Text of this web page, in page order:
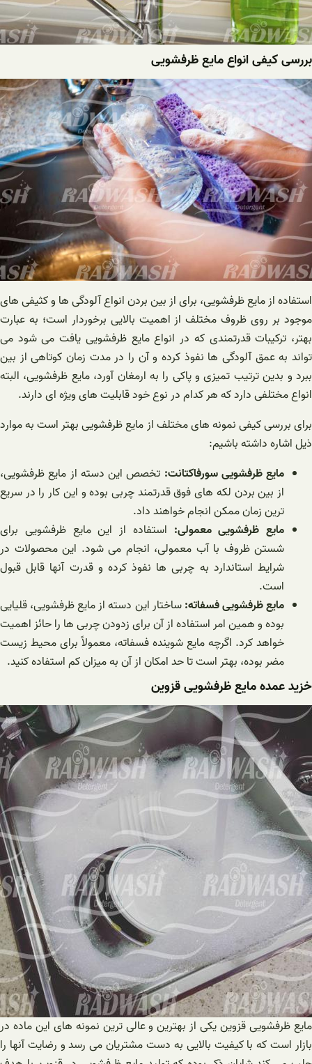
بررسی کیفی انواع مایع ظرفشویی
استفاده از مایع ظرفشویی، برای از بین بردن انواع آلودگی ها و کثیفی های
موجود بر روی ظروف مختلف از اهمیت بالایی برخوردار است؛ به عبارت
بهتر، ترکیبات قدرتمندی که در انواع مایع ظرفشویی یافت می شود می
تواند به عمق آلودگی ها نفوذ کرده و آن را در مدت زمان کوتاهی از بین
ببرد و بدین ترتیب تمیزی و پاکی را به ارمغان آورد، مایع ظرفشویی، البته
انواع مختلفی دارد که هر کدام در نوع خود قابلیت های ویژه ای دارند.
برای بررسی کیفی نمونه های مختلف از مایع ظرفشویی بهتر است به موارد
ذیل اشاره داشته باشیم:
مایع ظرفشویی سورفاکتانت: تخصص این دسته از مایع ظرفشویی،
از بین بردن لکه های فوق قدرتمند چربی بوده و این کار را در سریع
ترین زمان ممکن انجام خواهند داد.
مایع ظرفشویی معمولی: استفاده از این مایع ظرفشویی برای
شستن ظروف با آب معمولی، انجام می شود. این محصولات در
شرایط استاندارد به چربی ها نفوذ کرده و قدرت آنها قابل قبول
است.
مایع ظرفشویی فسفاته:ساختار این دسته از مایع ظرفشویی، قلیایی
بوده و همین امر استفاده از آن برای زدودن چربی ها را حائز اهمیت
خواهد کرد. اگرچه مایع شوینده فسفاته، معمولاً برای محیط زیست
مضر بوده، بهتر است تا حد امکان از آن به میزان کم استفاده کنید.
خزید عمده مایع ظرفشویی قزوین
مایع ظرفشویی قزوین یکی از بهترین و عالی ترین نمونه های این ماده در
بازار است که با کیفیت بالایی به دست مشتریان می رسد و رضایت آنها را